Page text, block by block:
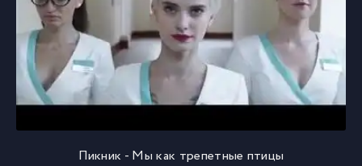
Пикник - Мы как трепетные птицы